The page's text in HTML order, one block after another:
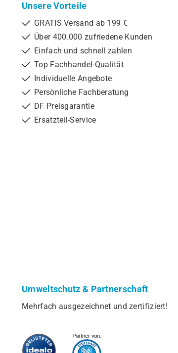
Unsere Vorteile
GRATIS Versand ab 199 €
Über 400.000 zufriedene Kunden
Einfach und schnell zahlen
Top Fachhandel-Qualität
Individuelle Angebote
Persönliche Fachberatung
DF Preisgarantie
Ersatzteil-Service
Umweltschutz & Partnerschaft
Mehrfach ausgezeichnet und zertifiziert!